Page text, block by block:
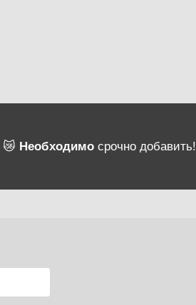
😿 Необходимо срочно добавить!